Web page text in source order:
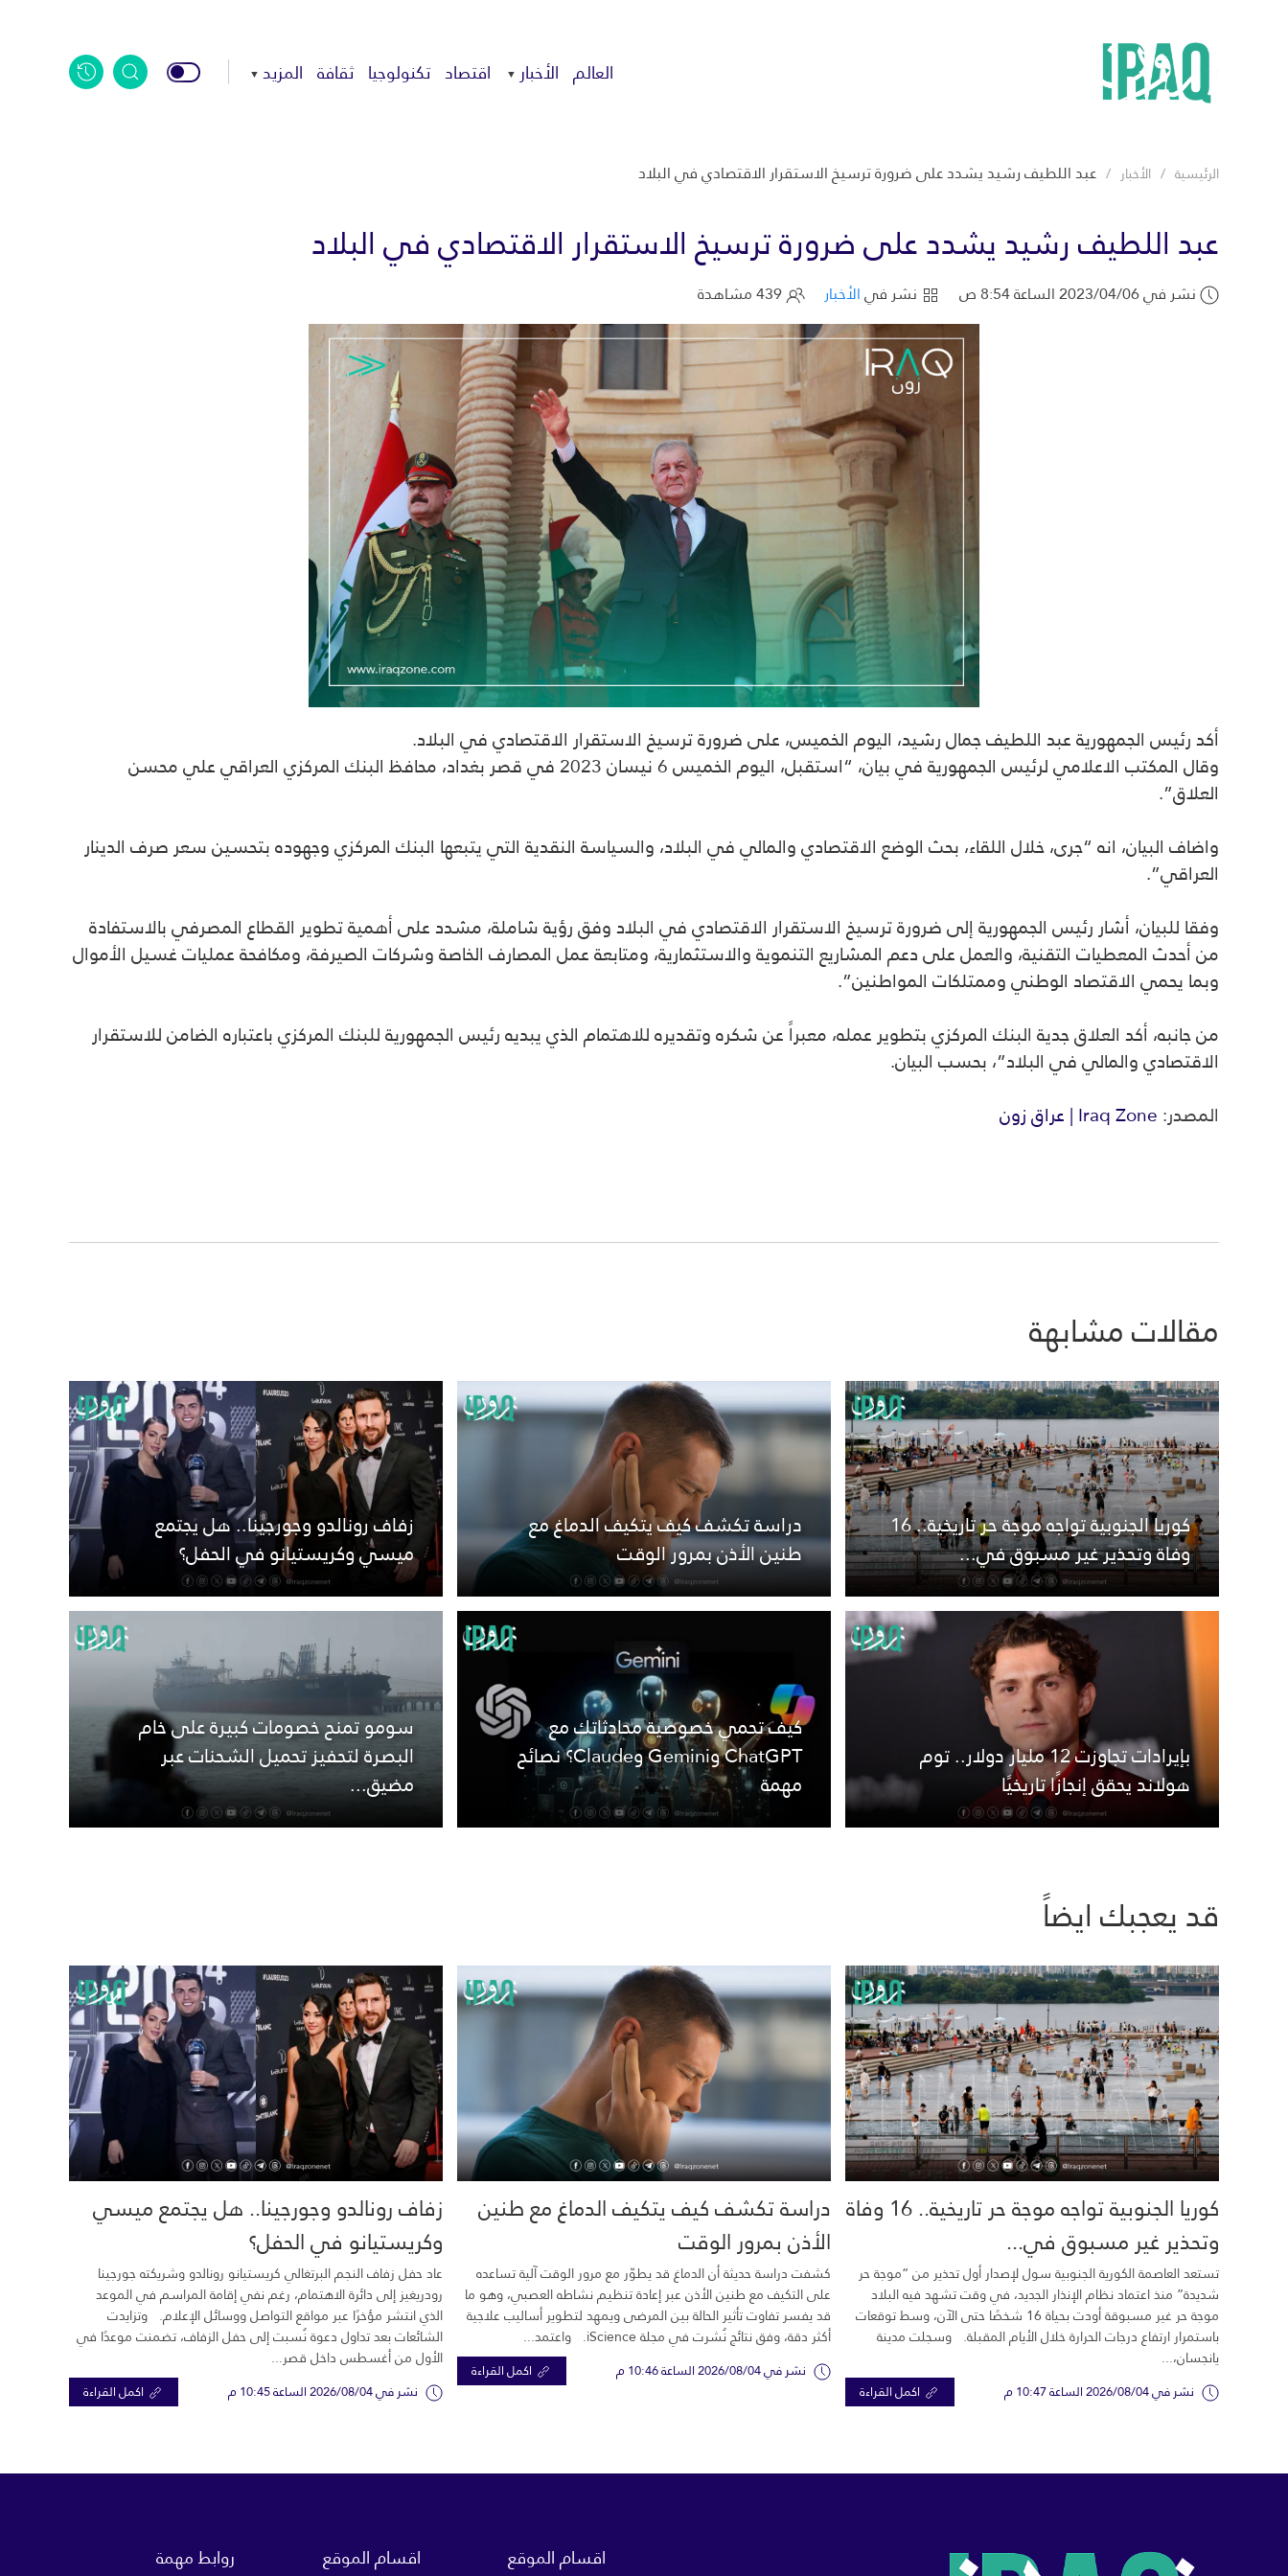
العالم الأخبار اقتصاد تكنولوجيا ثقافة المزيد
الرئيسية الأخبار عبد اللطيف رشيد يشدد على ضرورة ترسيخ الاستقرار الاقتصادي في البلاد
عبد اللطيف رشيد يشدد على ضرورة ترسيخ الاستقرار الاقتصادي في البلاد
نشر في 2023/04/06 الساعة 8:54 ص نشر فيالأخبار
أكد رئيس الجمهورية عبد اللطيف جمال رشيد، اليوم الخميس، على ضرورة ترسيخ الاستقرار الاقتصادي في البلاد.
وقال المكتب الاعلامي لرئيس الجمهورية في بيان، “استقبل، اليوم الخميس 6 نيسان 2023 في قصر بغداد، محافظ البنك المركزي العراقي علي محسن
العلاق”.
واضاف البيان، انه “جرى، خلال اللقاء، بحث الوضع الاقتصادي والمالي في البلاد، والسياسة النقدية التي يتبعها البنك المركزي وجهوده بتحسين سعر صرف الدينار
العراقي”.
وفقا للبيان، أشار رئيس الجمهورية إلى ضرورة ترسيخ الاستقرار الاقتصادي في البلاد وفق رؤية شاملة، مشدد على أهمية تطوير القطاع المصرفي بالاستفادة
من أحدث المعطيات التقنية، والعمل على دعم المشاريع التنموية والاستثمارية، ومتابعة عمل المصارف الخاصة وشركات الصيرفة، ومكافحة عمليات غسيل الأموال
وبما يحمي الاقتصاد الوطني وممتلكات المواطنين”.
من جانبه، أكد العلاق جدية البنك المركزي بتطوير عمله، معبراً عن شكره وتقديره للاهتمام الذي يبديه رئيس الجمهورية للبنك المركزي باعتباره الضامن للاستقرار
الاقتصادي والمالي في البلاد”، بحسب البيان.
المصدر:Iraq Zone | عراق زون
مقالات مشابهة
كوريا الجنوبية تواجه موجة حر تاريخية.. 16
وفاة وتحذير غير مسبوق في...
دراسة تكشف كيف يتكيف الدماغ مع
طنين الأذن بمرور الوقت
زفاف رونالدو وجورجينا.. هل يجتمع
ميسي وكريستيانو في الحفل؟
بإيرادات تجاوزت 12 مليار دولار.. توم
هولاند يحقق إنجازًا تاريخيًا
كيف تحمي خصوصية محادثاتك مع
ChatGPT وGemini وClaude؟ نصائح
مهمة
سومو تمنح خصومات كبيرة على خام
البصرة لتحفيز تحميل الشحنات عبر
مضيق...
قد يعجبك ايضاً
كوريا الجنوبية تواجه موجة حر تاريخية.. 16 وفاة
وتحذير غير مسبوق في...
تستعد العاصمة الكورية الجنوبية سول لإصدار أول تحذير من “موجة حر
شديدة” منذ اعتماد نظام الإنذار الجديد، في وقت تشهد فيه البلاد
موجة حر غير مسبوقة أودت بحياة 16 شخصًا حتى الآن، وسط توقعات
باستمرار ارتفاع درجات الحرارة خلال الأيام المقبلة. وسجلت مدينة
يانجسان،...
نشر في 2026/08/04 الساعة 10:47 م اكمل القراءة
دراسة تكشف كيف يتكيف الدماغ مع طنين
الأذن بمرور الوقت
كشفت دراسة حديثة أن الدماغ قد يطوّر مع مرور الوقت آلية تساعده
على التكيف مع طنين الأذن عبر إعادة تنظيم نشاطه العصبي، وهو ما
قد يفسر تفاوت تأثير الحالة بين المرضى ويمهد لتطوير أساليب علاجية
أكثر دقة، وفق نتائج نُشرت في مجلة iScience. واعتمد...
نشر في 2026/08/04 الساعة 10:46 م اكمل القراءة
زفاف رونالدو وجورجينا.. هل يجتمع ميسي
وكريستيانو في الحفل؟
عاد حفل زفاف النجم البرتغالي كريستيانو رونالدو وشريكته جورجينا
رودريغيز إلى دائرة الاهتمام، رغم نفي إقامة المراسم في الموعد
الذي انتشر مؤخرًا عبر مواقع التواصل ووسائل الإعلام. وتزايدت
الشائعات بعد تداول دعوة نُسبت إلى حفل الزفاف، تضمنت موعدًا في
الأول من أغسطس داخل قصر...
نشر في 2026/08/04 الساعة 10:45 م اكمل القراءة
اقسام الموقع اقسام الموقع روابط مهمة